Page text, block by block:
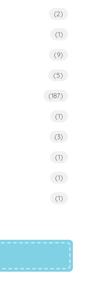
(2)
(1)
(9)
(5)
(187)
(1)
(3)
(1)
(1)
(1)